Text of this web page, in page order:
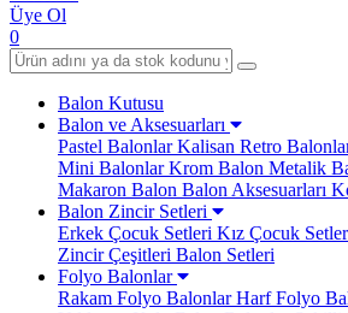
Üye Ol
0
Balon Kutusu
Balon ve Aksesuarları
Pastel BalonlarKalisan Retro
Mini BalonlarKrom Balon Metalik
Makaron Balon Balon Aksesuarları
Balon Zincir Setleri
Erkek Çocuk Setleri Kız Çocuk
Zincir Çeşitleri Balon Setleri
Folyo Balonlar
Rakam Folyo BalonlarHarf Folyo